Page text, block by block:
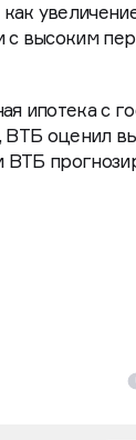
с высоким
ипотека с
ВТБ оценил
ВТБ